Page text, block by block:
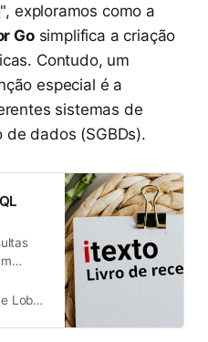
", exploramos como a
Gosimplifica a criação
Contudo, um
especial é a
sistemas de
dados (SGBDs).
que é